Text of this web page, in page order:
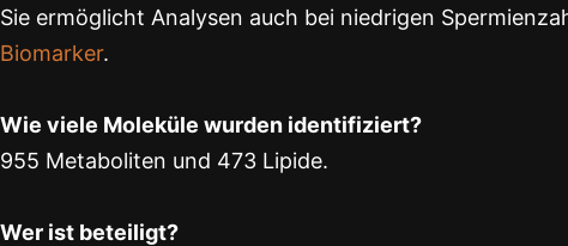
Sie ermöglicht Analysen auch bei niedrigen
Biomarker.
Wie viele Moleküle wurden identifiziert?
955 Metaboliten und 473 Lipide.
Wer ist beteiligt?